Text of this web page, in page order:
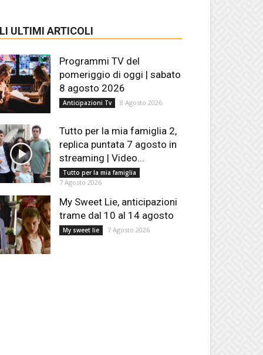
ULTIMI ARTICOLI
Programmi TV del
pomeriggio di oggi | sabato
8 agosto 2026
Anticipazioni Tv 8 Agosto 2026
Tutto per la mia famiglia 2,
replica puntata 7 agosto in
streaming | Video...
Tutto per la mia famiglia
7 Agosto 2026
My Sweet Lie, anticipazioni
trame dal 10 al 14 agosto
My sweet lie 7 Agosto 2026